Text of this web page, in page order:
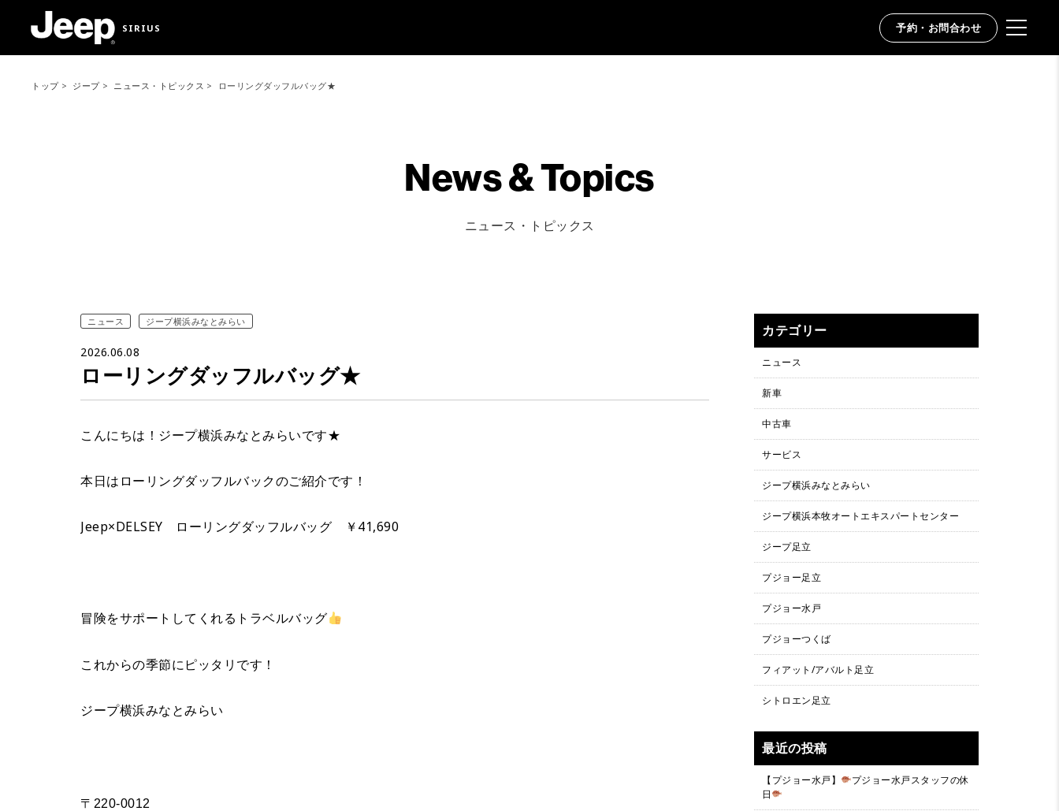
SIRIUS 予約・お問合わせ
トップ ジープ ニュース・トピックス ローリングダッフルバッグ★
News & Topics
ニュース・トピックス
ニュース ジープ横浜みなとみらい
2026.06.08
ローリングダッフルバッグ★
こんにちは！ジープ横浜みなとみらいです★
本日はローリングダッフルバックのご紹介です！
Jeep×DELSEY ローリングダッフルバッグ ￥41,690
冒険をサポートしてくれるトラベルバッグ
これからの季節にピッタリです！
ジープ横浜みなとみらい
〒220-0012
カテゴリー
ニュース
新車
中古車
サービス
ジープ横浜みなとみらい
ジープ横浜本牧オートエキスパートセンター
ジープ足立
プジョー足立
プジョー水戸
プジョーつくば
フィアット/アバルト足立
シトロエン足立
最近の投稿
【プジョー水戸】
プジョー水戸スタッフの休
日